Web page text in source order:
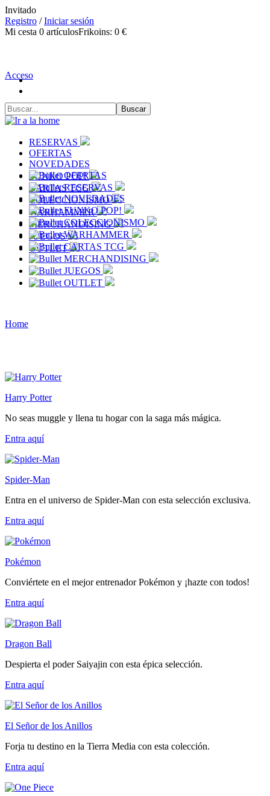
Invitado
Registro /Iniciar sesión
Mi cesta 0 artículosFrikoins: 0 €
Acceso
RESERVAS
OFERTAS
NOVEDADES
FUNKO POP!
CARTAS TCG
COLECCIONISMO
WARHAMMER
MERCHANDISING
JUEGOS
OUTLET
OFERTAS
RESERVAS
NOVEDADES
FUNKO POP!
COLECCIONISMO
WARHAMMER
CARTAS TCG
MERCHANDISING
JUEGOS
OUTLET
Home
Harry Potter
No seas muggle y llena tu hogar con la saga más mágica.
Entra aquí
Spider-Man
Entra en el universo de Spider-Man con esta selección exclusiva.
Entra aquí
Pokémon
Conviértete en el mejor entrenador Pokémon y ¡hazte con todos!
Entra aquí
Dragon Ball
Despierta el poder Saiyajin con esta épica selección.
Entra aquí
El Señor de los Anillos
Forja tu destino en la Tierra Media con esta colección.
Entra aquí